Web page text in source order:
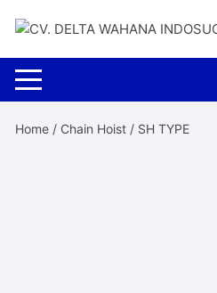
Home / Chain Hoist / SH TYPE